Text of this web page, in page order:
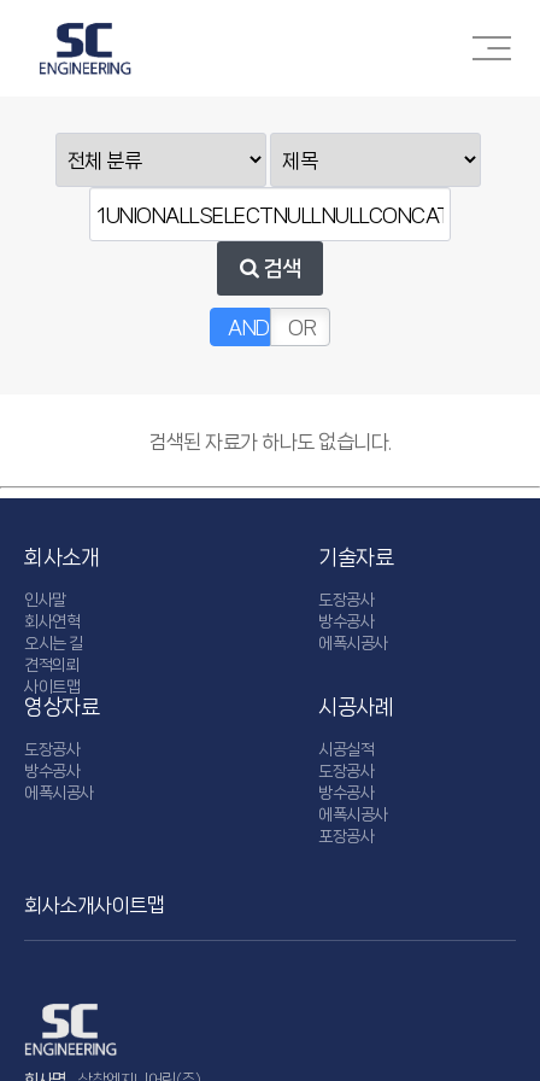
검색
AND OR
검색된 자료가 하나도 없습니다.
회사소개
인사말
회사연혁
오시는 길
견적의뢰
사이트맵
기술자료
도장공사
방수공사
에폭시공사
영상자료
도장공사
방수공사
에폭시공사
시공사례
시공실적
도장공사
방수공사
에폭시공사
포장공사
회사소개사이트맵